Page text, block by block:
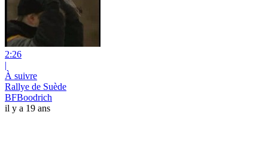
2:26
|
À suivre
Rallye de Suède
BFBoodrich
il y a 19 ans